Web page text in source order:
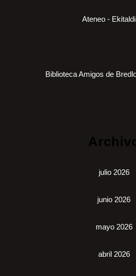
Ateneo -
Biblioteca Amigos de
julio 2026
junio 2026
mayo 2026
abril 2026